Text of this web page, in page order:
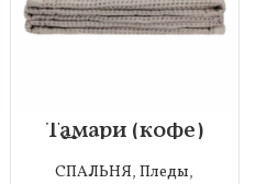
Тамари (кофе)
Покрывало
160х210
СПАЛЬНЯ,Пледы,